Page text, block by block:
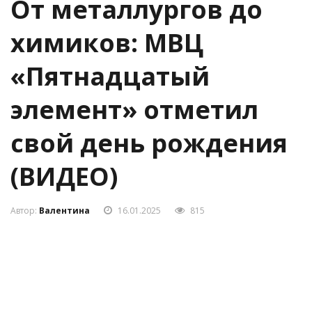
ВИДЕО ВОЛХОВ ГЛАВНОЕ ИСТОРИЯ КУЛЬТУРА
От металлургов до
химиков: МВЦ
«Пятнадцатый
элемент» отметил
свой день рождения
(ВИДЕО)